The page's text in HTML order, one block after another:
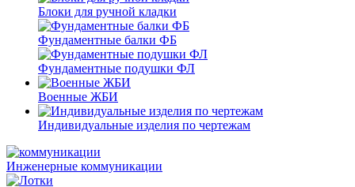
Блоки для ручной кладки
Фундаментные балки ФБ
Фундаментные подушки ФЛ
Военные ЖБИ
Индивидуальные изделия по чертежам
Инженерные коммуникации